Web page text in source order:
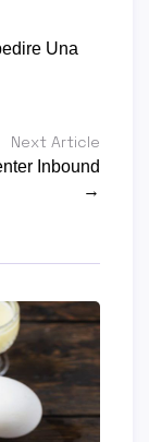
Una
Next Article
Inbound
→